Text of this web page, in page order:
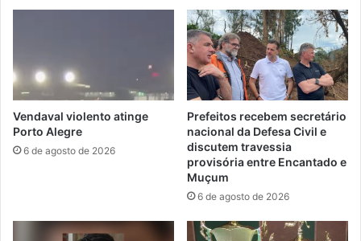
Vendaval violento atinge
Porto Alegre
6 de agosto de 2026
Prefeitos recebem secretário
nacional da Defesa Civil e
discutem travessia
provisória entre Encantado e
Muçum
6 de agosto de 2026